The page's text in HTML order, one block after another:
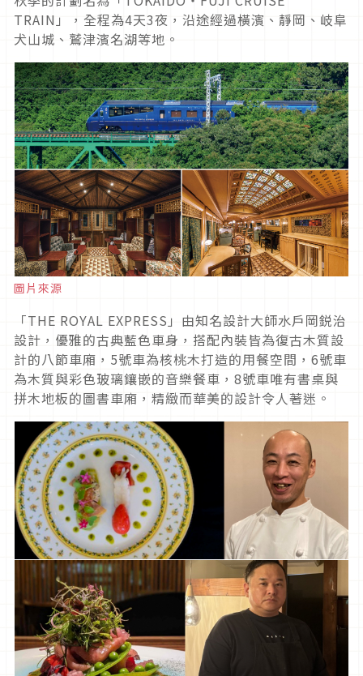
TRAIN」，全程為4天3夜，沿途經過橫濱、靜岡、岐阜
犬山城、鷲津濱名湖等地。
圖片來源
「THE ROYAL EXPRESS」由知名設計大師水戶岡鋭治
設計，優雅的古典藍色車身，搭配內裝皆為復古木質設
計的八節車廂，5號車為核桃木打造的用餐空間，6號車
為木質與彩色玻璃鑲嵌的音樂餐車，8號車唯有書桌與
拼木地板的圖書車廂，精緻而華美的設計令人著迷。